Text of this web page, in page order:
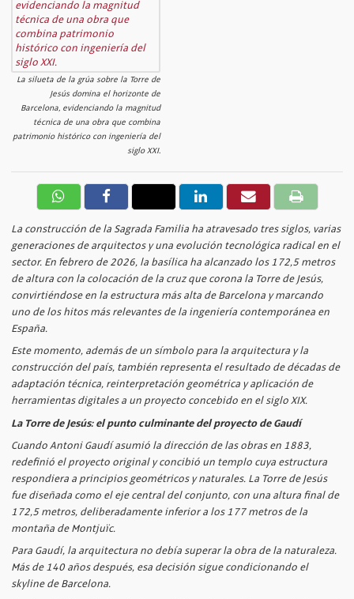
La silueta de la grúa sobre la Torre de
Jesús domina el horizonte de
Barcelona, evidenciando la magnitud
técnica de una obra que combina
patrimonio histórico con ingeniería del
siglo XXI.
La construcción de la Sagrada Familia ha atravesado tres siglos, varias
generaciones de arquitectos y una evolución tecnológica radical en el
sector. En febrero de 2026, la basílica ha alcanzado los 172,5 metros
de altura con la colocación de la cruz que corona la Torre de Jesús,
convirtiéndose en la estructura más alta de Barcelona y marcando
uno de los hitos más relevantes de la ingeniería contemporánea en
España.
Este momento, además de un símbolo para la arquitectura y la
construcción del país, también representa el resultado de décadas de
adaptación técnica, reinterpretación geométrica y aplicación de
herramientas digitales a un proyecto concebido en el siglo XIX.
La Torre de Jesús: el punto culminante del proyecto de Gaudí
Cuando Antoni Gaudí asumió la dirección de las obras en 1883,
redefinió el proyecto original y concibió un templo cuya estructura
respondiera a principios geométricos y naturales. La Torre de Jesús
fue diseñada como el eje central del conjunto, con una altura final de
172,5 metros, deliberadamente inferior a los 177 metros de la
montaña de Montjuïc.
Para Gaudí, la arquitectura no debía superar la obra de la naturaleza.
Más de 140 años después, esa decisión sigue condicionando el
skyline de Barcelona.